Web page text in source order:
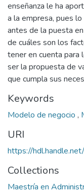
enseñanza le ha
a la empresa, pues
antes de la puesta
de cuáles son los
tener en cuenta para
ser la propuesta de
que cumpla sus
Keywords
Modelo de negocio ,
URI
https://
Collections
Maestría en